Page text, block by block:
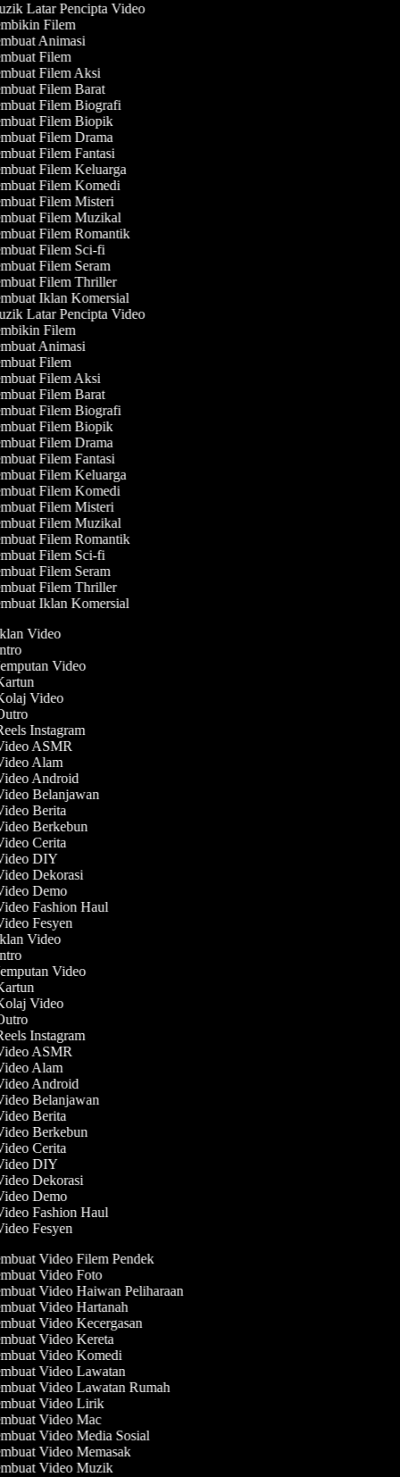
Latar Pencipta Video
Filem
Animasi
Filem
Filem Aksi
Filem Barat
Filem Biografi
Filem Biopik
Filem Drama
Filem Fantasi
Filem Keluarga
Filem Komedi
Filem Misteri
Filem Muzikal
Filem Romantik
Filem Sci-fi
Filem Seram
Filem Thriller
Iklan Komersial
Latar Pencipta Video
Filem
Animasi
Filem
Filem Aksi
Filem Barat
Filem Biografi
Filem Biopik
Filem Drama
Filem Fantasi
Filem Keluarga
Filem Komedi
Filem Misteri
Filem Muzikal
Filem Romantik
Filem Sci-fi
Filem Seram
Filem Thriller
Iklan Komersial
Video
Video
Video
Instagram
ASMR
Alam
Android
Belanjawan
Berita
Berkebun
Cerita
DIY
Dekorasi
Demo
Fashion Haul
Fesyen
Video
Video
Video
Instagram
ASMR
Alam
Android
Belanjawan
Berita
Berkebun
Cerita
DIY
Dekorasi
Demo
Fashion Haul
Fesyen
Video Filem Pendek
Video Foto
Video Haiwan Peliharaan
Video Hartanah
Video Kecergasan
Video Kereta
Video Komedi
Video Lawatan
Video Lawatan Rumah
Video Lirik
Video Mac
Video Media Sosial
Video Memasak
Video Muzik